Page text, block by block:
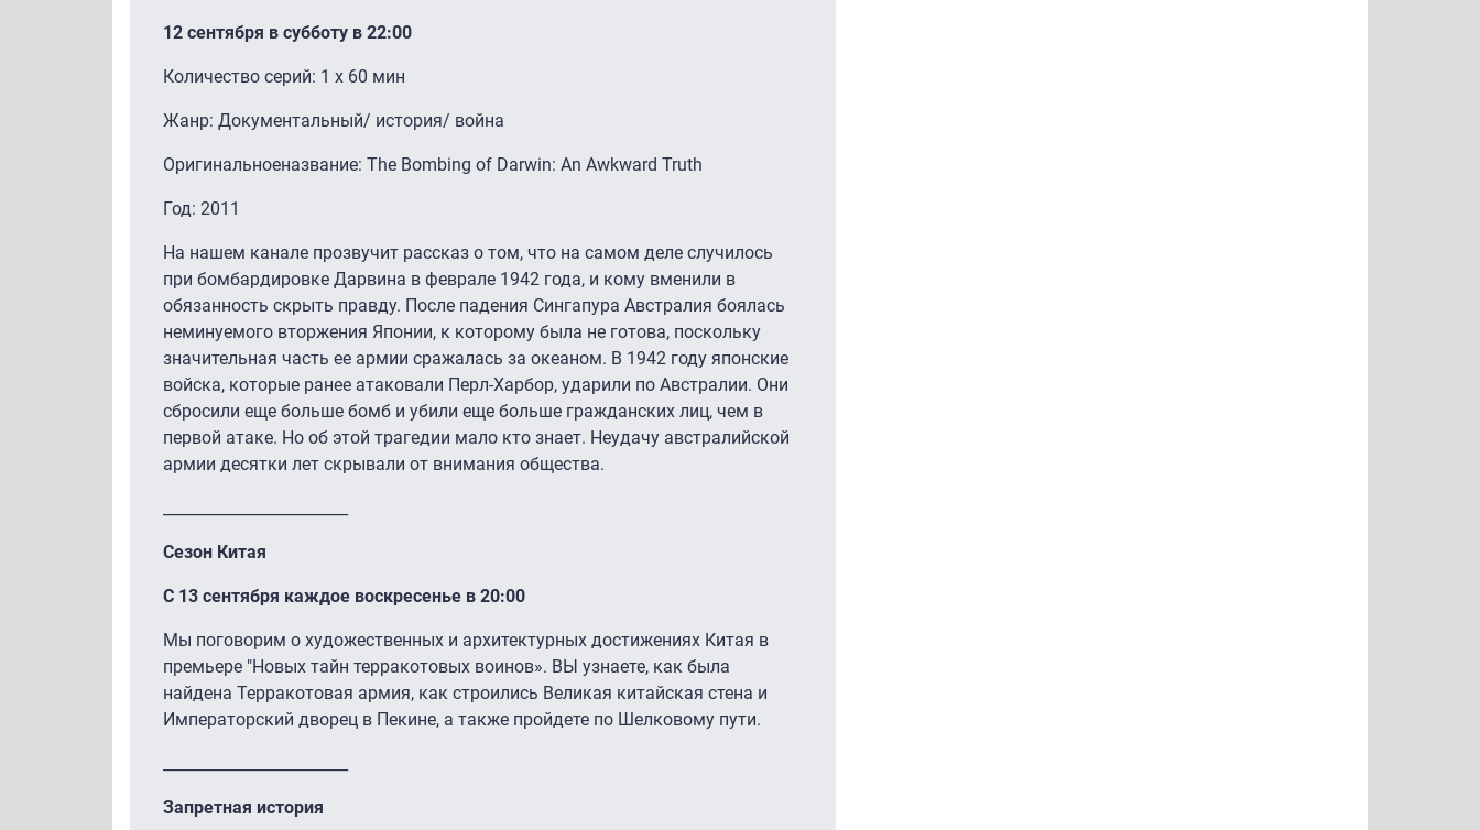
12 сентября в субботу в 22:00
Количество серий: 1 x 60 мин
Жанр: Документальный/ история/ война
Оригинальноеназвание: The Bombing of Darwin: An Awkward Truth
Год: 2011
На нашем канале прозвучит рассказ о том, что на самом деле случилось
при бомбардировке Дарвина в феврале 1942 года, и кому вменили в
обязанность скрыть правду. После падения Сингапура Австралия боялась
неминуемого вторжения Японии, к которому была не готова, поскольку
значительная часть ее армии сражалась за океаном. В 1942 году японские
войска, которые ранее атаковали Перл-Харбор, ударили по Австралии. Они
сбросили еще больше бомб и убили еще больше гражданских лиц, чем в
первой атаке. Но об этой трагедии мало кто знает. Неудачу австралийской
армии десятки лет скрывали от внимания общества.
Сезон Китая
С 13 сентября каждое воскресенье в 20:00
Мы поговорим о художественных и архитектурных достижениях Китая в
премьере "Новых тайн терракотовых воинов». ВЫ узнаете, как была
найдена Терракотовая армия, как строились Великая китайская стена и
Императорский дворец в Пекине, а также пройдете по Шелковому пути.
Запретная история